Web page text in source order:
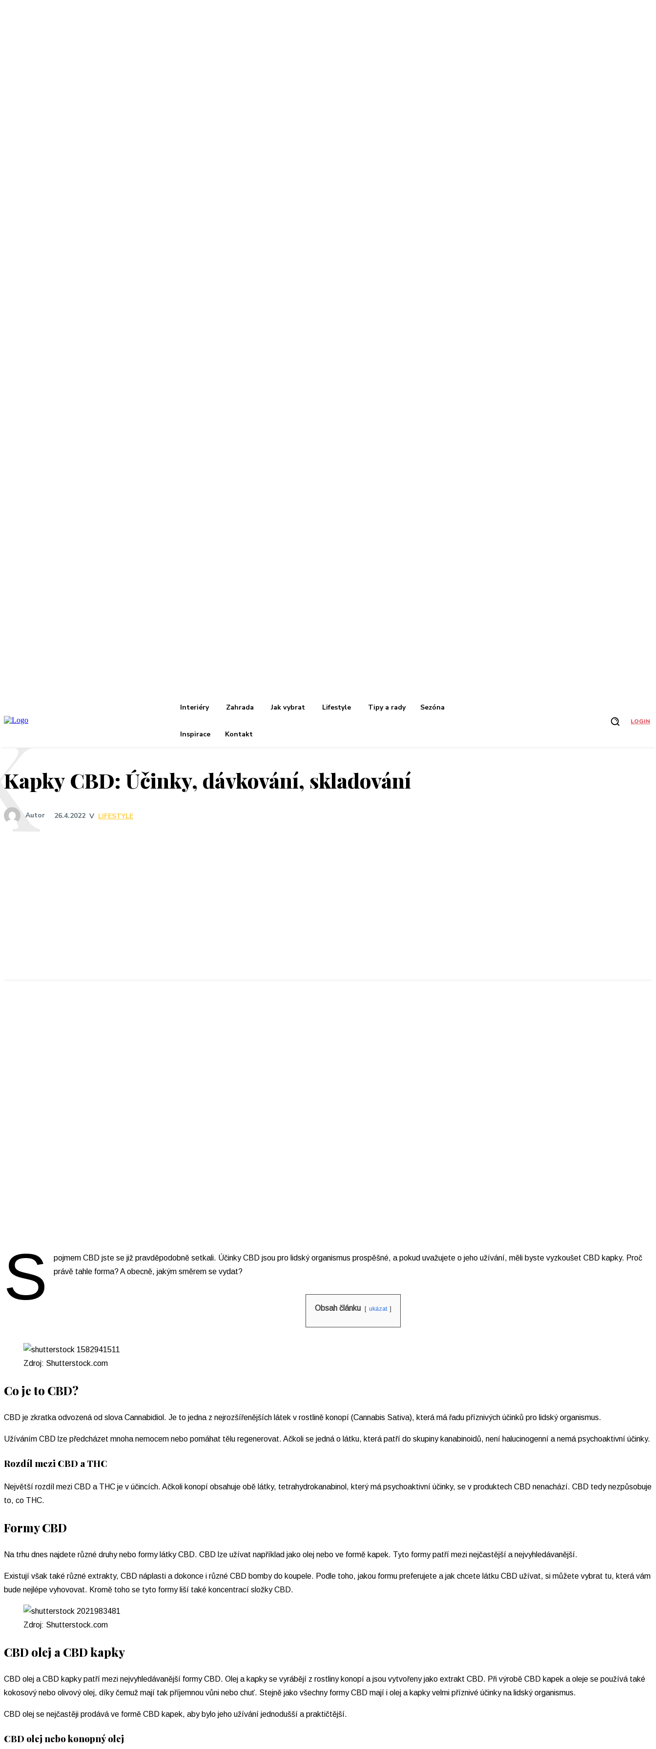
Interiéry Zahrada Jak vybrat Lifestyle Tipy a rady Sezóna
Inspirace Kontakt
LOGIN
Kapky CBD: Účinky, dávkování, skladování
Autor 26.4.2022 V LIFESTYLE
S
pojmem CBD jste se již pravděpodobně setkali. Účinky CBD jsou pro lidský organismus prospěšné, a pokud uvažujete o jeho užívání, měli byste vyzkoušet CBD kapky. Proč
právě tahle forma? A obecně, jakým směrem se vydat?
Obsah článku ukázat
Zdroj: Shutterstock.com
Co je to CBD?
CBD je zkratka odvozená od slova Cannabidiol. Je to jedna z nejrozšířenějších látek v rostlině konopí (Cannabis Sativa), která má řadu příznivých účinků pro lidský organismus.
Užíváním CBD lze předcházet mnoha nemocem nebo pomáhat tělu regenerovat. Ačkoli se jedná o látku, která patří do skupiny kanabinoidů, není halucinogenní a nemá psychoaktivní účinky.
Rozdíl mezi CBD a THC
Největší rozdíl mezi CBD a THC je v účincích. Ačkoli konopí obsahuje obě látky, tetrahydrokanabinol, který má psychoaktivní účinky, se v produktech CBD nenachází. CBD tedy nezpůsobuje
to, co THC.
Formy CBD
Na trhu dnes najdete různé druhy nebo formy látky CBD. CBD lze užívat například jako olej nebo ve formě kapek. Tyto formy patří mezi nejčastější a nejvyhledávanější.
Existují však také různé extrakty, CBD náplasti a dokonce i různé CBD bomby do koupele. Podle toho, jakou formu preferujete a jak chcete látku CBD užívat, si můžete vybrat tu, která vám
bude nejlépe vyhovovat. Kromě toho se tyto formy liší také koncentrací složky CBD.
Zdroj: Shutterstock.com
CBD olej a CBD kapky
CBD olej a CBD kapky patří mezi nejvyhledávanější formy CBD. Olej a kapky se vyrábějí z rostliny konopí a jsou vytvořeny jako extrakt CBD. Při výrobě CBD kapek a oleje se používá také
kokosový nebo olivový olej, díky čemuž mají tak příjemnou vůni nebo chuť. Stejně jako všechny formy CBD mají i olej a kapky velmi příznivé účinky na lidský organismus.
CBD olej se nejčastěji prodává ve formě CBD kapek, aby bylo jeho užívání jednodušší a praktičtější.
CBD olej nebo konopný olej